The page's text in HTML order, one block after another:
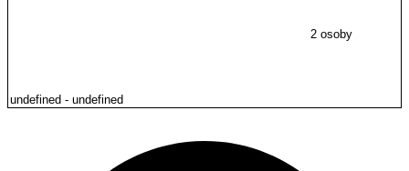
2 osoby